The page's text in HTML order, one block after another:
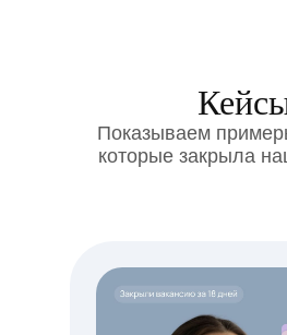
Показываем
которые закрыла